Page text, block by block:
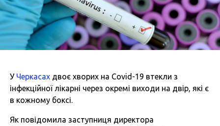
У Черкасах двоє хворих на Covid-19 втекли з
інфекційної лікарні через окремі виходи на двір, які є
в кожному боксі.
Як повідомила заступниця директора